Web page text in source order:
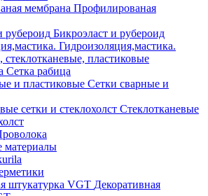
Профилированая
Бикроэласт и рубероид
Гидроизоляция,мастика.
пластиковые
Сетка рабица
Сетки сварные и
Стеклотканевые
материалы
Декоративная